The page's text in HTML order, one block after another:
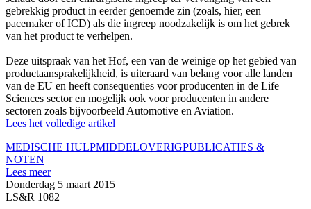
gebrekkig product in eerder genoemde zin (zoals, hier, een
pacemaker of ICD) als die ingreep noodzakelijk is om het gebrek
van het product te verhelpen.
Deze uitspraak van het Hof, een van de weinige op het gebied van
productaansprakelijkheid, is uiteraard van belang voor alle landen
van de EU en heeft consequenties voor producenten in de Life
Sciences sector en mogelijk ook voor producenten in andere
sectoren zoals bijvoorbeeld Automotive en Aviation.
Lees het volledige artikel
MEDISCHE HULPMIDDELOVERIGPUBLICATIES &
NOTEN
Lees meer
Donderdag 5 maart 2015
LS&R 1082